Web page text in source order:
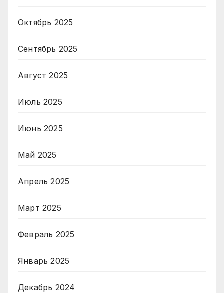
Октябрь 2025
Сентябрь 2025
Август 2025
Июль 2025
Июнь 2025
Май 2025
Апрель 2025
Март 2025
Февраль 2025
Январь 2025
Декабрь 2024